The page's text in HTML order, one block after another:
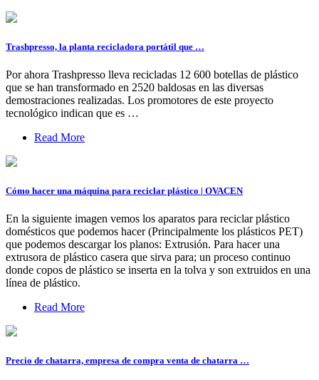
Trashpresso, la planta recicladora portátil que …
Por ahora Trashpresso lleva recicladas 12 600 botellas de plástico
que se han transformado en 2520 baldosas en las diversas
demostraciones realizadas. Los promotores de este proyecto
tecnológico indican que es …
Read More
Cómo hacer una máquina para reciclar plástico | OVACEN
En la siguiente imagen vemos los aparatos para reciclar plástico
domésticos que podemos hacer (Principalmente los plásticos PET)
que podemos descargar los planos: Extrusión. Para hacer una
extrusora de plástico casera que sirva para; un proceso continuo
donde copos de plástico se inserta en la tolva y son extruidos en una
línea de plástico.
Read More
Precio de chatarra, empresa de compra venta de chatarra …